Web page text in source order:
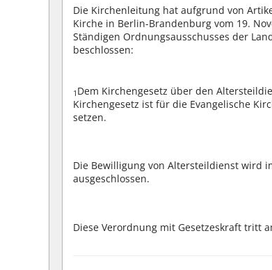
Die Kirchenleitung hat aufgrund von
Kirche in Berlin-Brandenburg vom 19.
Ständigen Ordnungsausschusses der
beschlossen:
1 Dem Kirchengesetz über den
Kirchengesetz ist für die Evangelische
setzen.
Die Bewilligung von Altersteildienst wird
ausgeschlossen.
Diese Verordnung mit Gesetzeskraft tritt